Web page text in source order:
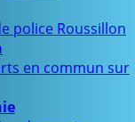
police Roussillon
en commun sur